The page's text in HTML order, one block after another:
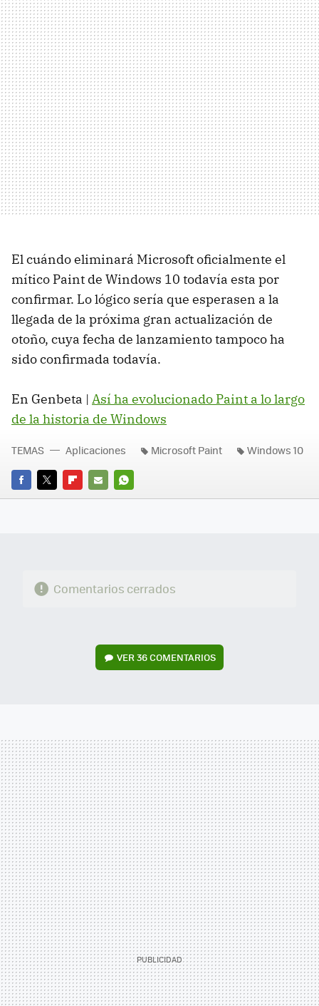
El cuándo eliminará Microsoft oficialmente el
mítico Paint de Windows 10 todavía esta por
confirmar. Lo lógico sería que esperasen a la
llegada de la próxima gran actualización de
otoño, cuya fecha de lanzamiento tampoco ha
sido confirmada todavía.
En Genbeta | Así ha evolucionado Paint a lo largo
de la historia de Windows
FACEBOOK
TWITTERFLIPBOARD
E-
WHATSAPP
TEMAS Aplicaciones Microsoft Paint Windows 10
Comentarios cerrados
VER36 COMENTARIOS